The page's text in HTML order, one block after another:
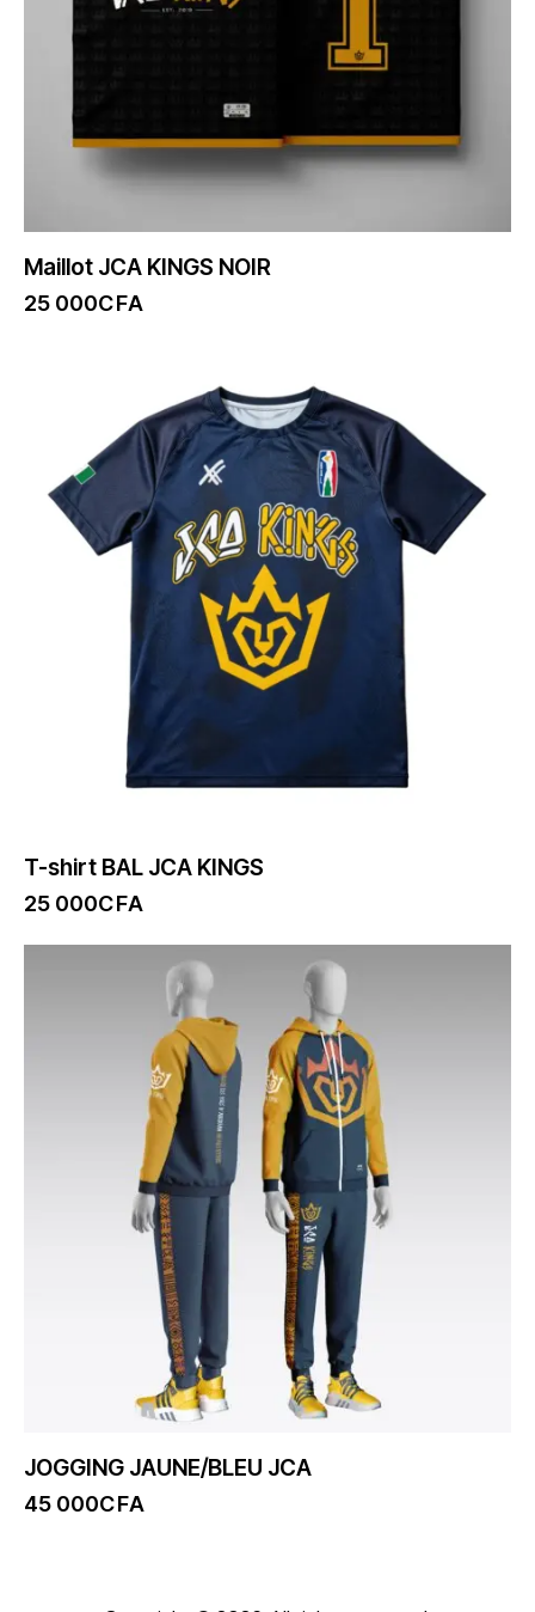
Maillot JCA KINGS NOIR
25 000CFA
T-shirt BAL JCA KINGS
25 000CFA
JOGGING JAUNE/BLEU JCA
45 000CFA